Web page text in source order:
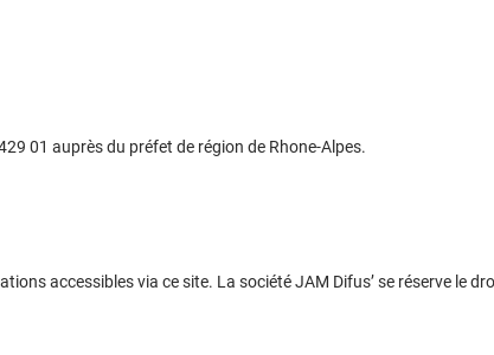
01 auprès du préfet de région de Rhone-Alpes.
accessibles via ce site. La société JAM Difus’ se réserve